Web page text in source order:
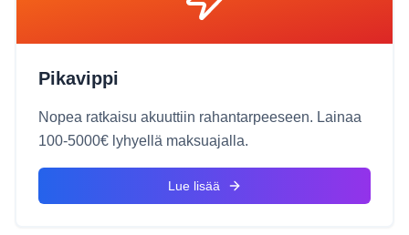
Pikavippi
Nopea ratkaisu akuuttiin rahantarpeeseen. Lainaa
100-5000€ lyhyellä maksuajalla.
Lue lisää